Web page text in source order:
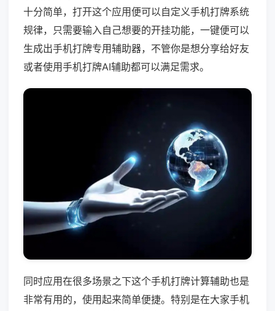
十分简单，打开这个应用便可以自定义手机打牌系统
规律，只需要输入自己想要的开挂功能，一键便可以
生成出手机打牌专用辅助器，不管你是想分享给好友
或者使用手机打牌AI辅助都可以满足需求。
同时应用在很多场景之下这个手机打牌计算辅助也是
非常有用的，使用起来简单便捷。特别是在大家手机